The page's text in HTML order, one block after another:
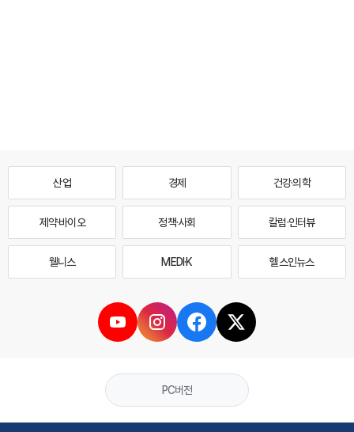
산업 경제 건강·의학
제약·바이오 정책·사회 칼럼·인터뷰
웰니스 MEDI·K 헬스인뉴스
PC버전